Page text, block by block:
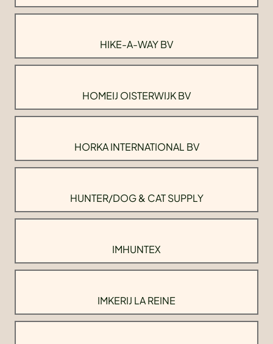
HIKE-A-WAY BV
HOMEIJ OISTERWIJK BV
HORKA INTERNATIONAL BV
HUNTER/DOG & CAT SUPPLY
IMHUNTEX
IMKERIJ LA REINE